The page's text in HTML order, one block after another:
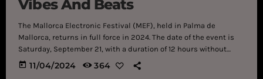
Vibes And Beats
The Mallorca Electronic Festival (MEF), held in Palma de
Mallorca, returns in full force in 2024. The date of the event is
Saturday, September 21, with a duration of 12 hours without
interruptions and two dynamic scenarios. Just a 10-minute
drive from the city centre, MEF is conveniently located,
today 11/04/2024 364